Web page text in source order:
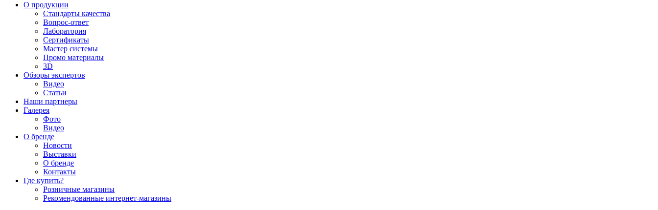
О продукции
Стандарты качества
Вопрос-ответ
Лаборатория
Сертификаты
Мастер системы
Промо материалы
3D
Обзоры экспертов
Видео
Статьи
Наши партнеры
Галерея
Фото
Видео
О бренде
Новости
Выставки
О бренде
Контакты
Где купить?
Розничные магазины
Рекомендованные интернет-магазины